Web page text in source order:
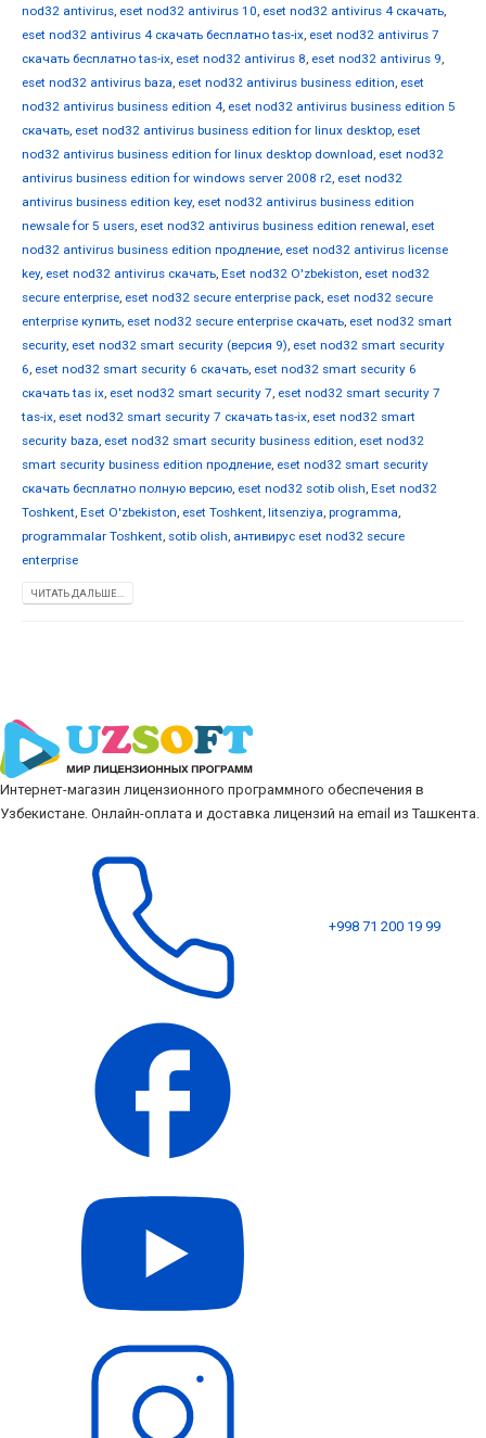
nod32 antivirus, eset nod32 antivirus 10, eset nod32 antivirus 4 скачать,
eset nod32 antivirus 4 скачать бесплатно tas-ix, eset nod32 antivirus 7
скачать бесплатно tas-ix, eset nod32 antivirus 8, eset nod32 antivirus 9,
eset nod32 antivirus baza, eset nod32 antivirus business edition, eset
nod32 antivirus business edition 4, eset nod32 antivirus business edition 5
скачать, eset nod32 antivirus business edition for linux desktop, eset
nod32 antivirus business edition for linux desktop download, eset nod32
antivirus business edition for windows server 2008 r2, eset nod32
antivirus business edition key, eset nod32 antivirus business edition
newsale for 5 users, eset nod32 antivirus business edition renewal, eset
nod32 antivirus business edition продление, eset nod32 antivirus license
key, eset nod32 antivirus скачать, Eset nod32 O'zbekiston, eset nod32
secure enterprise, eset nod32 secure enterprise pack, eset nod32 secure
enterprise купить, eset nod32 secure enterprise скачать, eset nod32 smart
security, eset nod32 smart security (версия 9), eset nod32 smart security
6, eset nod32 smart security 6 скачать, eset nod32 smart security 6
скачать tas ix, eset nod32 smart security 7, eset nod32 smart security 7
tas-ix, eset nod32 smart security 7 скачать tas-ix, eset nod32 smart
security baza, eset nod32 smart security business edition, eset nod32
smart security business edition продление, eset nod32 smart security
скачать бесплатно полную версию, eset nod32 sotib olish, Eset nod32
Toshkent, Eset O'zbekiston, eset Toshkent, litsenziya, programma,
programmalar Toshkent, sotib olish, антивирус eset nod32 secure
enterprise
ЧИТАТЬ ДАЛЬШЕ...
Интернет-магазин лицензионного программного обеспечения в
Узбекистане. Онлайн-оплата и доставка лицензий на email из Ташкента.
+998 71 200 19 99